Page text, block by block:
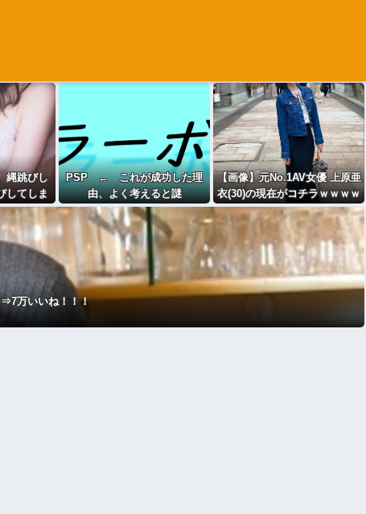
縄跳びし
してしま
PSP ← これが成功した理
由、よく考えると謎
【画像】元No.1AV女優 上原亜
衣(30)の現在がコチラｗｗｗｗ
ｗｗｗｗｗｗｗｗｗ
万いいね！！！